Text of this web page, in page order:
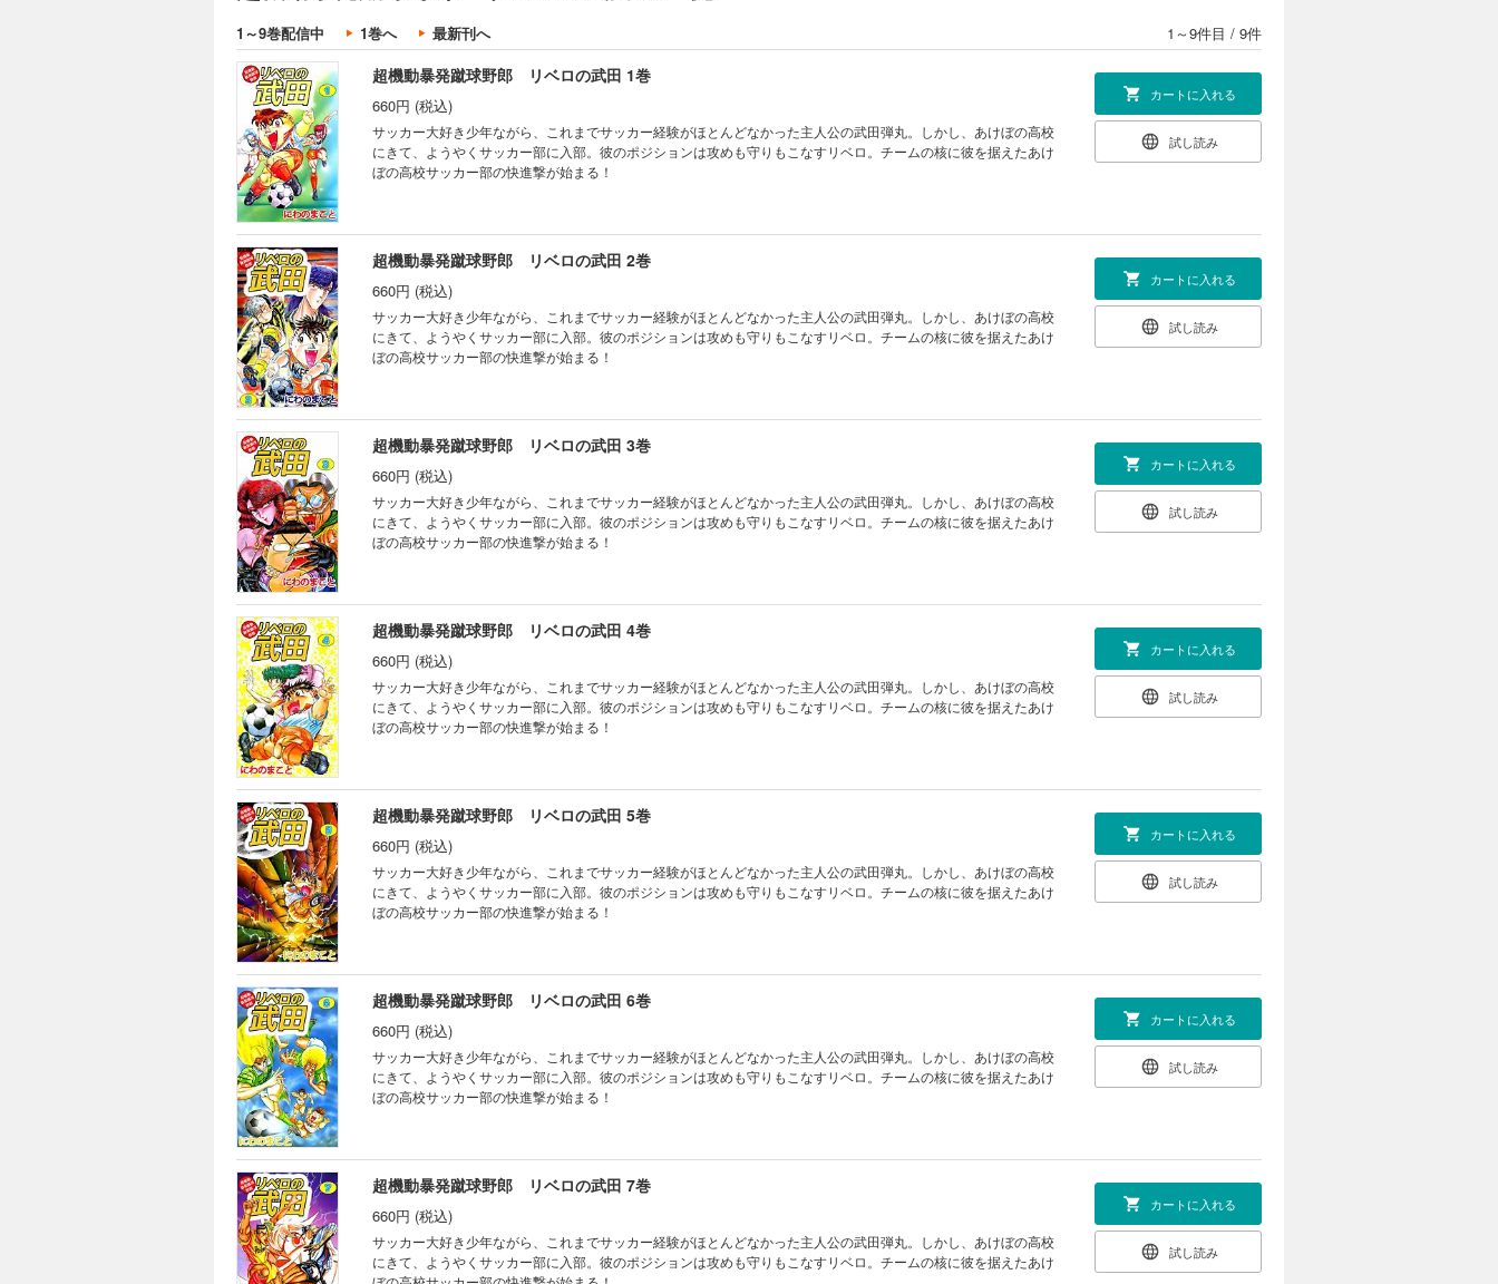
1～9巻配信中 1巻へ 最新刊へ 1～9件目 / 9件
超機動暴発蹴球野郎 リベロの武田 1巻
660円 (税込)
サッカー大好き少年ながら、これまでサッカー経験がほとんどなかった主人公の武田弾丸。しかし、あけぼの高校
にきて、ようやくサッカー部に入部。彼のポジションは攻めも守りもこなすリベロ。チームの核に彼を据えたあけ
ぼの高校サッカー部の快進撃が始まる！
カートに入れる
試し読み
超機動暴発蹴球野郎 リベロの武田 2巻
660円 (税込)
サッカー大好き少年ながら、これまでサッカー経験がほとんどなかった主人公の武田弾丸。しかし、あけぼの高校
にきて、ようやくサッカー部に入部。彼のポジションは攻めも守りもこなすリベロ。チームの核に彼を据えたあけ
ぼの高校サッカー部の快進撃が始まる！
カートに入れる
試し読み
超機動暴発蹴球野郎 リベロの武田 3巻
660円 (税込)
サッカー大好き少年ながら、これまでサッカー経験がほとんどなかった主人公の武田弾丸。しかし、あけぼの高校
にきて、ようやくサッカー部に入部。彼のポジションは攻めも守りもこなすリベロ。チームの核に彼を据えたあけ
ぼの高校サッカー部の快進撃が始まる！
カートに入れる
試し読み
超機動暴発蹴球野郎 リベロの武田 4巻
660円 (税込)
サッカー大好き少年ながら、これまでサッカー経験がほとんどなかった主人公の武田弾丸。しかし、あけぼの高校
にきて、ようやくサッカー部に入部。彼のポジションは攻めも守りもこなすリベロ。チームの核に彼を据えたあけ
ぼの高校サッカー部の快進撃が始まる！
カートに入れる
試し読み
超機動暴発蹴球野郎 リベロの武田 5巻
660円 (税込)
サッカー大好き少年ながら、これまでサッカー経験がほとんどなかった主人公の武田弾丸。しかし、あけぼの高校
にきて、ようやくサッカー部に入部。彼のポジションは攻めも守りもこなすリベロ。チームの核に彼を据えたあけ
ぼの高校サッカー部の快進撃が始まる！
カートに入れる
試し読み
超機動暴発蹴球野郎 リベロの武田 6巻
660円 (税込)
サッカー大好き少年ながら、これまでサッカー経験がほとんどなかった主人公の武田弾丸。しかし、あけぼの高校
にきて、ようやくサッカー部に入部。彼のポジションは攻めも守りもこなすリベロ。チームの核に彼を据えたあけ
ぼの高校サッカー部の快進撃が始まる！
カートに入れる
試し読み
超機動暴発蹴球野郎 リベロの武田 7巻
660円 (税込)
サッカー大好き少年ながら、これまでサッカー経験がほとんどなかった主人公の武田弾丸。しかし、あけぼの高校
にきて、ようやくサッカー部に入部。彼のポジションは攻めも守りもこなすリベロ。チームの核に彼を据えたあけ
カートに入れる
試し読み